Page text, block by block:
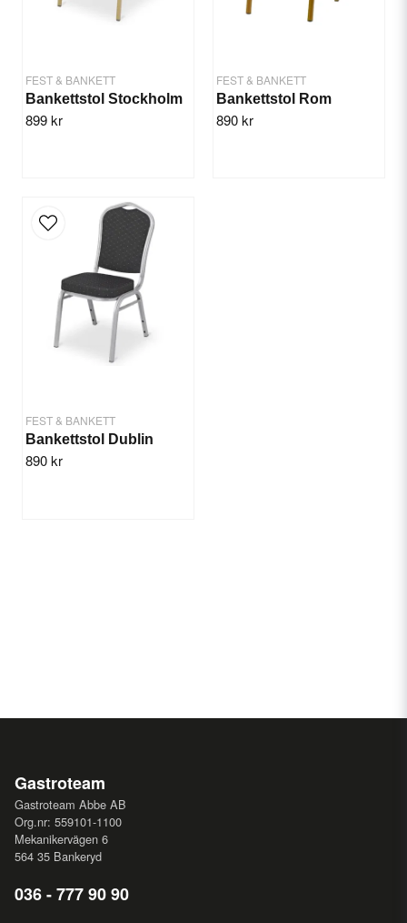
FEST & BANKETT
Bankettstol Stockholm
899 kr
FEST & BANKETT
Bankettstol Rom
890 kr
FEST & BANKETT
Bankettstol Dublin
890 kr
Gastroteam
Gastroteam Abbe AB
Org.nr: 559101-1100
Mekanikervägen 6
564 35 Bankeryd
036 - 777 90 90